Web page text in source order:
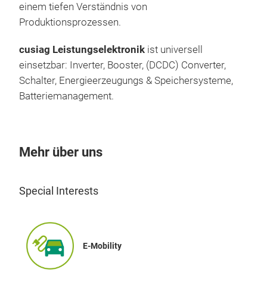
einem tiefen Verständnis von
Produktionsprozessen.
cusiag Leistungselektronik ist universell
einsetzbar: Inverter, Booster, (DCDC) Converter,
Schalter, Energieerzeugungs & Speichersysteme,
Batteriemanagement.
Mehr über uns
Special Interests
E-Mobility